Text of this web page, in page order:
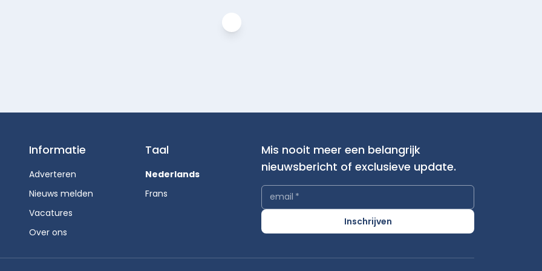
Informatie
Adverteren
Nieuws melden
Vacatures
Over ons
Taal
Nederlands
Frans
Mis nooit meer een belangrijk
nieuwsbericht of exclusieve update.
email *
Inschrijven